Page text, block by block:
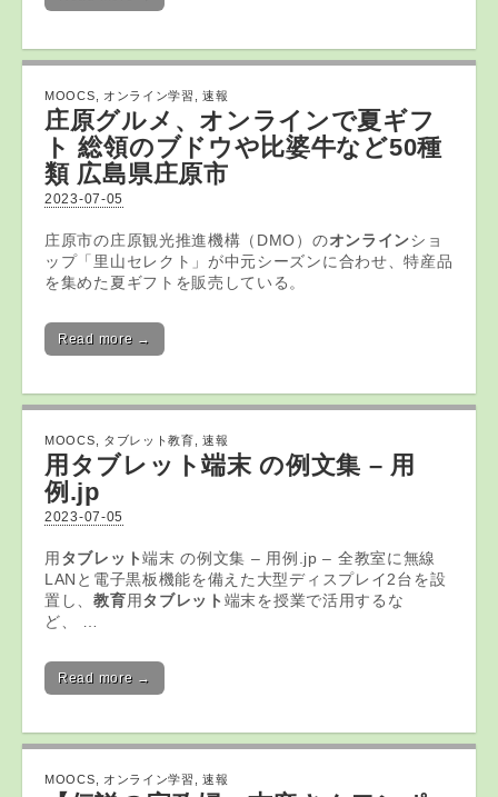
MOOCS オンライン学習 ,速報
庄原グルメ、 オンラインで夏ギフ
ト 総領のブドウや比婆牛など50種
類 広島県庄原市
2023-07-05
庄原市の庄原観光推進機構（DMO）のオンラインショ
ップ「里山セレクト」が中元シーズンに合わせ、特産品
を集めた夏ギフトを販売している。
Read more →
MOOCS タブレット教育 ,速報
用 タブレット端末 の例文集 – 用
例.jp
2023-07-05
用 タブレット端末 の例文集 – 用例.jp – 全教室に無線
LANと電子黒板機能を備えた大型ディスプレイ2台を設
置し、教育用タブレット 端末を授業で活用するな
ど、 …
Read more →
MOOCS オンライン学習 ,速報